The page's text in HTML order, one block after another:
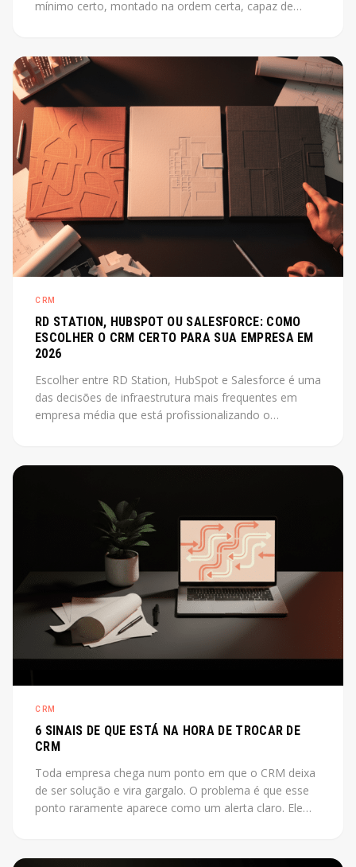
mínimo certo, montado na ordem certa, capaz de
agora.
CRM
RD STATION, HUBSPOT OU SALESFORCE: COMO
ESCOLHER O CRM CERTO PARA SUA EMPRESA EM
2026
Escolher entre RD Station, HubSpot e Salesforce é uma
das decisões de infraestrutura mais frequentes em
empresa média que está profissionalizando o
de uma das plataformas. Este post não tem esse
escolha certa para cada contexto.
CRM
6 SINAIS DE QUE ESTÁ NA HORA DE TROCAR DE
CRM
Toda empresa chega num ponto em que o CRM deixa
de ser solução e vira gargalo. O problema é que esse
ponto raramente aparece como um alerta claro. Ele